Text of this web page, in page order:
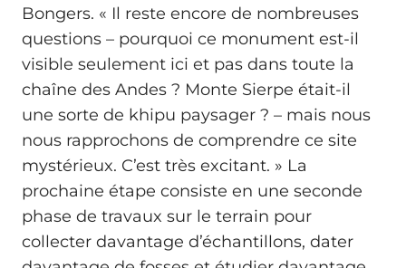
Bongers. « Il reste encore de nombreuses
questions – pourquoi ce monument est-il
visible seulement ici et pas dans toute la
chaîne des Andes ? Monte Sierpe était-il
une sorte de khipu paysager ? – mais nous
nous rapprochons de comprendre ce site
mystérieux. C’est très excitant. » La
prochaine étape consiste en une seconde
phase de travaux sur le terrain pour
collecter davantage d’échantillons, dater